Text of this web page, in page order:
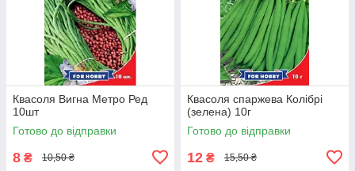
Квасоля Вигна Метро Ред
10шт
Готово до відправки
8 ₴ 10,50 ₴
Квасоля спаржева Колібрі
(зелена) 10г
Готово до відправки
12 ₴ 15,50 ₴